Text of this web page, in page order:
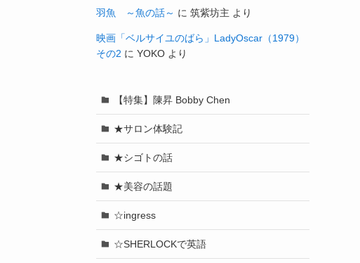
羽魚 ～魚の話～ に 筑紫坊主 より
映画「ベルサイユのばら」LadyOscar（1979）
その2 に YOKO より
【特集】陳昇 Bobby Chen
★サロン体験記
★シゴトの話
★美容の話題
☆ingress
☆SHERLOCKで英語